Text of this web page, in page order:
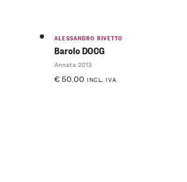
ALESSANDRO RIVETTO
Barolo DOCG
Annata 2013
€50.00 INCL. IVA